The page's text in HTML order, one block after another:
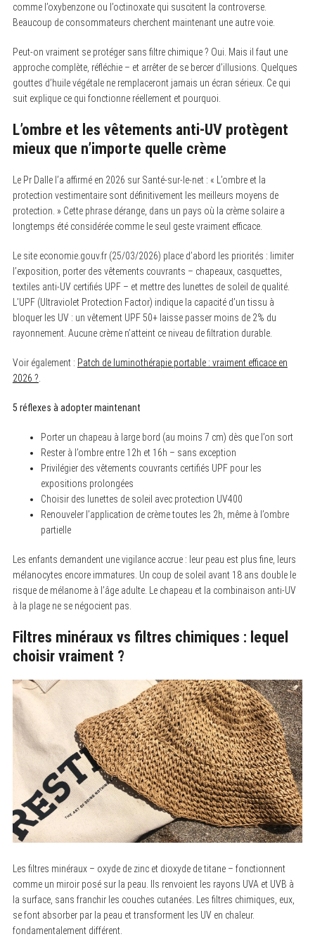
comme l’oxybenzone ou l’octinoxate qui suscitent la controverse.
Beaucoup de consommateurs cherchent maintenant une autre voie.
Peut-on vraiment se protéger sans filtre chimique ? Oui. Mais il faut une
approche complète, réfléchie – et arrêter de se bercer d’illusions. Quelques
gouttes d’huile végétale ne remplaceront jamais un écran sérieux. Ce qui
suit explique ce qui fonctionne réellement et pourquoi.
L’ombre et les vêtements anti-UV protègent
mieux que n’importe quelle crème
Le Pr Dalle l’a affirmé en 2026 sur Santé-sur-le-net : « L’ombre et la
protection vestimentaire sont définitivement les meilleurs moyens de
protection. » Cette phrase dérange, dans un pays où la crème solaire a
longtemps été considérée comme le seul geste vraiment efficace.
Le site economie.gouv.fr (25/03/2026) place d’abord les priorités : limiter
l’exposition, porter des vêtements couvrants – chapeaux, casquettes,
textiles anti-UV certifiés UPF – et mettre des lunettes de soleil de qualité.
L’UPF (Ultraviolet Protection Factor) indique la capacité d’un tissu à
bloquer les UV : un vêtement UPF 50+ laisse passer moins de 2% du
rayonnement. Aucune crème n’atteint ce niveau de filtration durable.
Voir également : Patch de luminothérapie portable : vraiment efficace en
2026 ?
5 réflexes à adopter maintenant
Porter un chapeau à large bord (au moins 7 cm) dès que l’on sort
Rester à l’ombre entre 12h et 16h – sans exception
Privilégier des vêtements couvrants certifiés UPF pour les
expositions prolongées
Choisir des lunettes de soleil avec protection UV400
Renouveler l’application de crème toutes les 2h, même à l’ombre
partielle
Les enfants demandent une vigilance accrue : leur peau est plus fine, leurs
mélanocytes encore immatures. Un coup de soleil avant 18 ans double le
risque de mélanome à l’âge adulte. Le chapeau et la combinaison anti-UV
à la plage ne se négocient pas.
Filtres minéraux vs filtres chimiques : lequel
choisir vraiment ?
Les filtres minéraux – oxyde de zinc et dioxyde de titane – fonctionnent
comme un miroir posé sur la peau. Ils renvoient les rayons UVA et UVB à
la surface, sans franchir les couches cutanées. Les filtres chimiques, eux,
se font absorber par la peau et transforment les UV en chaleur.
fondamentalement différent.